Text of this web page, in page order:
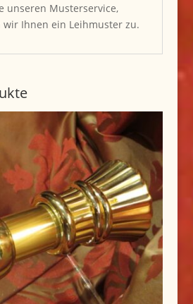
unseren Musterservice,
wir Ihnen ein Leihmuster zu.